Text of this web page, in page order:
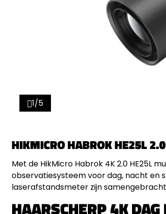
1/5
HIKMICRO HABROK HE25L 2.0
Met de HikMicro Habrok 4K 2.0 HE25L
observatiesysteem voor dag, nacht en
laserafstandsmeter zijn
HAARSCHERP 4K